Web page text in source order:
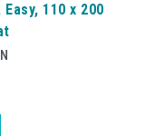
110 x 200